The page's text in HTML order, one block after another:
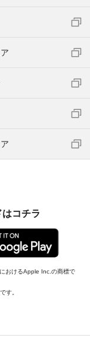
コチラ
おけるApple Inc.の商標で
す。